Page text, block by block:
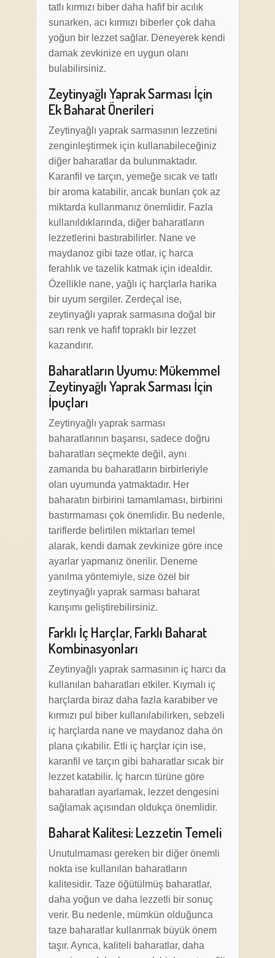
tatlı kırmızı biber daha hafif bir acılık
sunarken, acı kırmızı biberler çok daha
yoğun bir lezzet sağlar. Deneyerek kendi
damak zevkinize en uygun olanı
bulabilirsiniz.
Zeytinyağlı Yaprak Sarması İçin
Ek Baharat Önerileri
Zeytinyağlı yaprak sarmasının lezzetini
zenginleştirmek için kullanabileceğiniz
diğer baharatlar da bulunmaktadır.
Karanfil ve tarçın, yemeğe sıcak ve tatlı
bir aroma katabilir, ancak bunları çok az
miktarda kullanmanız önemlidir. Fazla
kullanıldıklarında, diğer baharatların
lezzetlerini bastırabilirler. Nane ve
maydanoz gibi taze otlar, iç harca
ferahlık ve tazelik katmak için idealdir.
Özellikle nane, yağlı iç harçlarla harika
bir uyum sergiler. Zerdeçal ise,
zeytinyağlı yaprak sarmasına doğal bir
sarı renk ve hafif topraklı bir lezzet
kazandırır.
Baharatların Uyumu: Mükemmel
Zeytinyağlı Yaprak Sarması İçin
İpuçları
Zeytinyağlı yaprak sarması
baharatlarının başarısı, sadece doğru
baharatları seçmekte değil, aynı
zamanda bu baharatların birbirleriyle
olan uyumunda yatmaktadır. Her
baharatın birbirini tamamlaması, birbirini
bastırmaması çok önemlidir. Bu nedenle,
tariflerde belirtilen miktarları temel
alarak, kendi damak zevkinize göre ince
ayarlar yapmanız önerilir. Deneme
yanılma yöntemiyle, size özel bir
zeytinyağlı yaprak sarması baharat
karışımı geliştirebilirsiniz.
Farklı İç Harçlar, Farklı Baharat
Kombinasyonları
Zeytinyağlı yaprak sarmasının iç harcı da
kullanılan baharatları etkiler. Kıymalı iç
harçlarda biraz daha fazla karabiber ve
kırmızı pul biber kullanılabilirken, sebzeli
iç harçlarda nane ve maydanoz daha ön
plana çıkabilir. Etli iç harçlar için ise,
karanfil ve tarçın gibi baharatlar sıcak bir
lezzet katabilir. İç harcın türüne göre
baharatları ayarlamak, lezzet dengesini
sağlamak açısından oldukça önemlidir.
Baharat Kalitesi: Lezzetin Temeli
Unutulmaması gereken bir diğer önemli
nokta ise kullanılan baharatların
kalitesidir. Taze öğütülmüş baharatlar,
daha yoğun ve daha lezzetli bir sonuç
verir. Bu nedenle, mümkün olduğunca
taze baharatlar kullanmak büyük önem
taşır. Ayrıca, kaliteli baharatlar, daha